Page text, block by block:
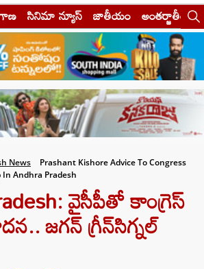
సినిమా న్యూస్ జాతీయం అంతర్జాతీయం
News
Prashant Kishore Advice To Congress
In Andhra Pradesh
వైసీపీతో కాంగ్రెస్
జగన్ గ్రీన్‌సిగ్నల్